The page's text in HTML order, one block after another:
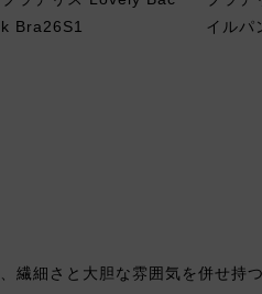
k Bra26S1
イルパ
細さと大胆な雰囲気を併せ持